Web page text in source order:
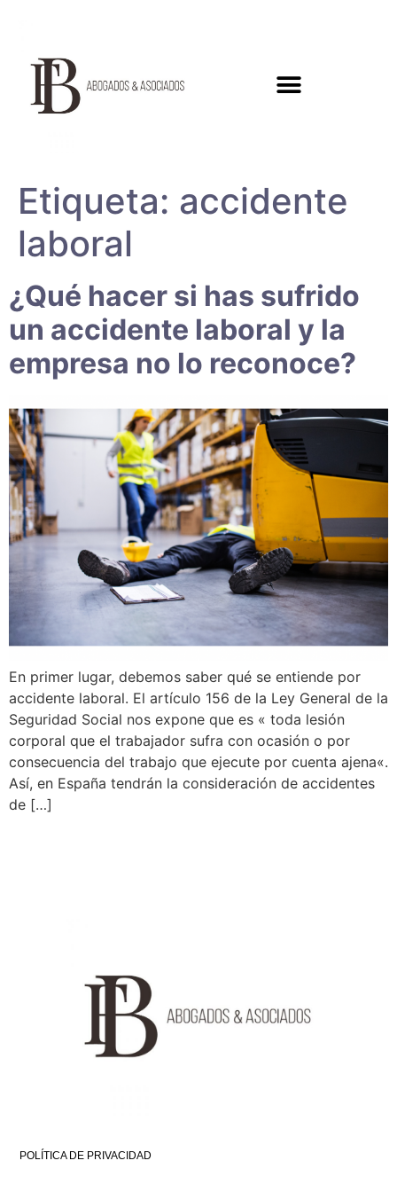
Etiqueta: accidente
laboral
¿Qué hacer si has sufrido
un accidente laboral y la
empresa no lo reconoce?
En primer lugar, debemos saber qué se entiende por
accidente laboral. El artículo 156 de la Ley General de la
Seguridad Social nos expone que es « toda lesión
corporal que el trabajador sufra con ocasión o por
consecuencia del trabajo que ejecute por cuenta ajena«.
Así, en España tendrán la consideración de accidentes
de […]
POLÍTICA DE PRIVACIDAD